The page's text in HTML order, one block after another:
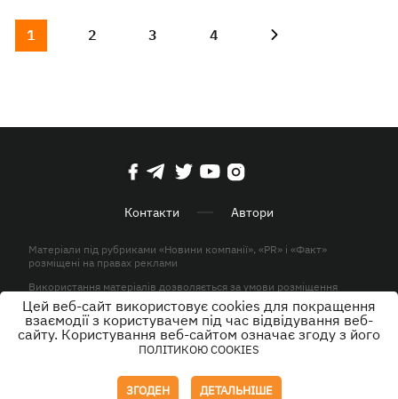
1 2 3 4
Контакти Автори
Матеріали під рубриками «Новини компанії», «PR» і «Факт»
розміщені на правах реклами
Використання матеріалів дозволяється за умови розміщення
активного гіперпосилання на KP.UA в першому абзаці.
© ТОВ «ЮЛАВ МЕДІА» 2026. Всі права захищені.
Цей веб-сайт використовує cookies для покращення
взаємодії з користувачем під час відвідування веб-
сайту. Користування веб-сайтом означає згоду з його
ПОЛІТИКОЮ COOKIES
ЗГОДЕН ДЕТАЛЬНІШЕ